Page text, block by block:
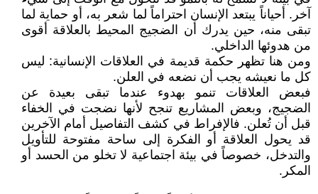
آخر. أحياناً يبتعد الإنسان احتراماً لما شعر به، أو حماية لما
تبقى منه، حين يدرك أن الضجيج المحيط بالعلاقة أقوى
من هدوئها الداخلي.
ومن هنا تظهر حكمة قديمة في العلاقات الإنسانية: ليس
كل ما نعيشه يجب أن نضعه في العلن.
فبعض العلاقات تنمو بهدوء عندما تبقى بعيدة عن
الضجيج، وبعض المشاريع تنجح لأنها نضجت في الخفاء
قبل أن تُعلن. فالإفراط في كشف التفاصيل أمام الآخرين
قد يحول العلاقة أو الفكرة إلى ساحة مفتوحة للتأويل
والتدخل، خصوصاً في بيئة اجتماعية لا تخلو من الحسد أو
المكر.